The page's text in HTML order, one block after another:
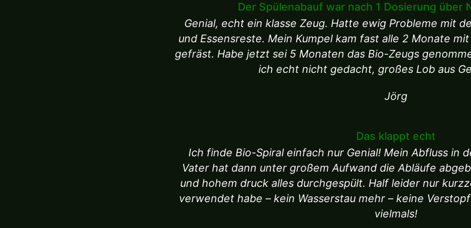
Der Spülenabauf war nach 1 Dosierung über
Genial, echt ein klasse Zeug. Hatte ewig Probleme mit
und Essensreste. Mein Kumpel kam fast alle 2 Monate
gefräst. Habe jetzt sei 5 Monaten das Bio-Zeugs
ich echt nicht gedacht, großes Lob aus
Jörg
Das klappt echt
Ich finde Bio-Spiral einfach nur Genial! Mein Abfluss in
Vater hat dann unter großem Aufwand die Abläufe
und hohem druck alles durchgespült. Half leider nur
verwendet habe – kein Wasserstau mehr – keine
vielmals!